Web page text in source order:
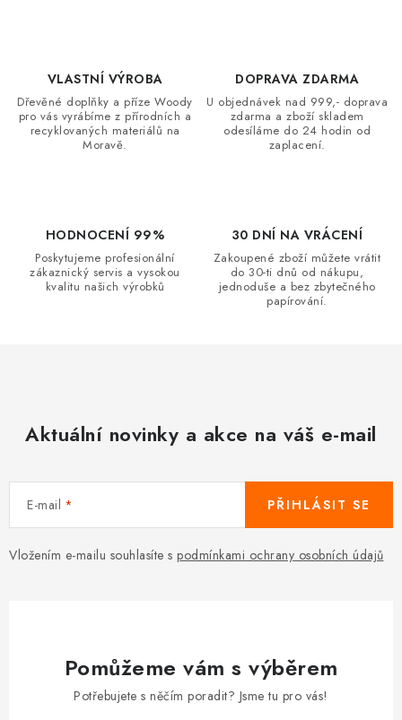
a
VLASTNÍ VÝROBA
Dřevěné doplňky a příze Woody
pro vás vyrábíme z přírodních a
recyklovaných materiálů na
Moravě.
DOPRAVA ZDARMA
U objednávek nad 999,- doprava
zdarma a zboží skladem
odesíláme do 24 hodin od
zaplacení.
HODNOCENÍ 99%
Poskytujeme profesionální
zákaznický servis a vysokou
kvalitu našich výrobků
30 DNÍ NA VRÁCENÍ
Zakoupené zboží můžete vrátit
do 30-ti dnů od nákupu,
jednoduše a bez zbytečného
papírování.
Aktuální novinky a akce na váš e-mail
E-mail
Vložením e-mailu souhlasíte s podmínkami ochrany osobních údajů
PŘIHLÁSIT SE
Pomůžeme vám s výběrem
Potřebujete s něčím poradit? Jsme tu pro vás!